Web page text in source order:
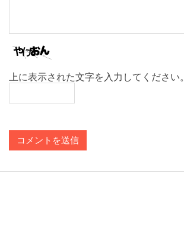
上に表示された文字を入力してください。